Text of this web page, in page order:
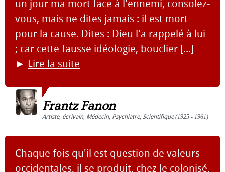
un jour ma mort face à l'ennemi, consolez-
vous, mais ne dites jamais : il est mort
pour la cause. Dites : Dieu l'a rappelé à lui
; car cette fausse idéologie, bouclier [...]
► Lire la suite
Frantz Fanon
Artiste, écrivain, Médecin, Psychiatre, Scientifique(1925 - 1961)
Chaque fois qu'il est question de valeurs
occidentales, il se produit, chez le colonisé,